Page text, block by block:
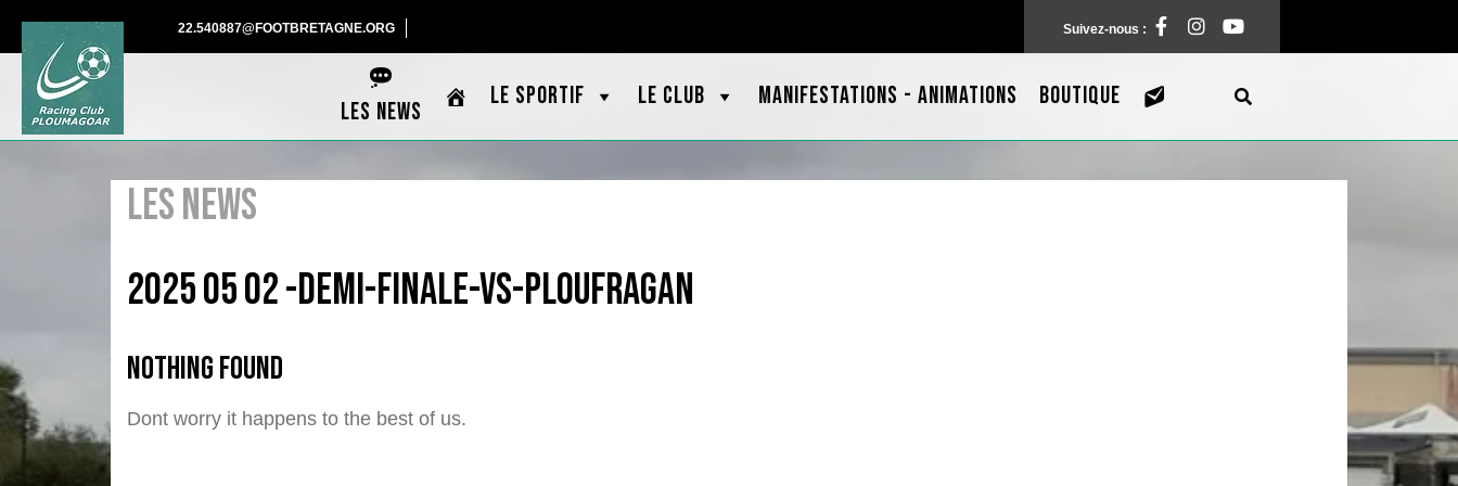
content
22.540887@FOOTBRETAGNE.ORG22.540887@FOOTBRETAGNE.ORG Suivez-nous :
FacebookInstagramPinterest
LES NEWS
LE SPORTIF LE CLUB MANIFESTATIONS - ANIMATIONS BOUTIQUE
LES NEWS
2025 05 02 -demi-finale-vs-ploufragan
Nothing Found
Dont worry it happens to the best of us.